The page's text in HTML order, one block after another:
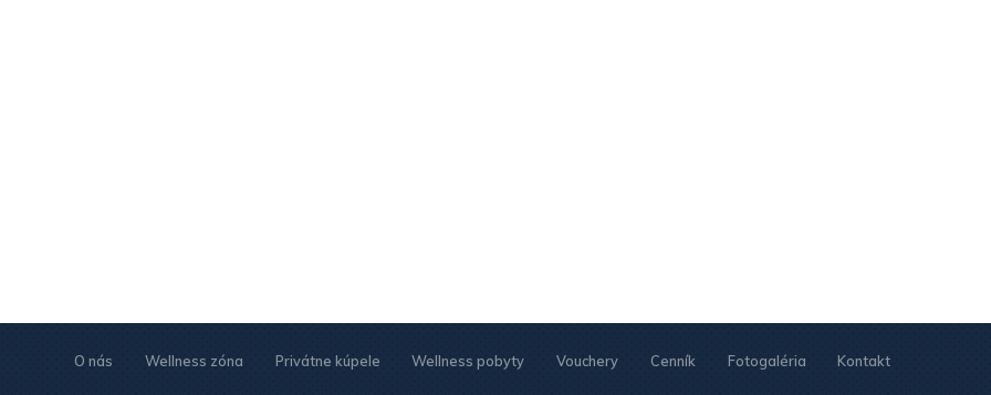
O nás Wellness zóna Privátne kúpele Wellness pobyty Vouchery Cenník Fotogaléria Kontakt